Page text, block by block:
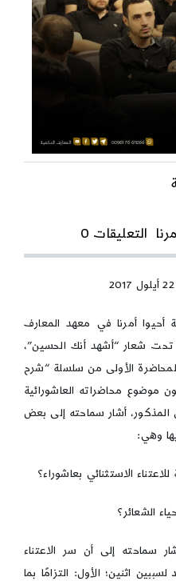
التعليقات 0
اليوم
الأوّل
أحيوا أمرنا في معهد المعارف
تحت شعار “أشهد أنك الحسين”،
الأولى من سلسلة “شرح
موضوع محاضراته العاشورائية
المذكور، أشار سماحته إلى بعض
وهي:
سماحته إلى أن سر الاعتناء
اثنين؛ الأول: التزامًا بما